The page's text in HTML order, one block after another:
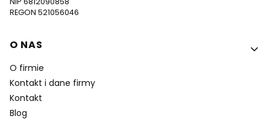
REGON 521056046
Linki w stopce
O NAS
O firmie
Kontakt i dane firmy
Kontakt
Blog